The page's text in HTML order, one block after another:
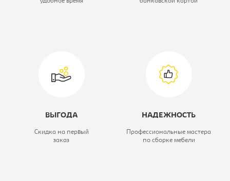
ВЫГОДА
Скидка на первый
заказ
НАДЕЖНОСТЬ
Профессиональные мастера
по сборке мебели